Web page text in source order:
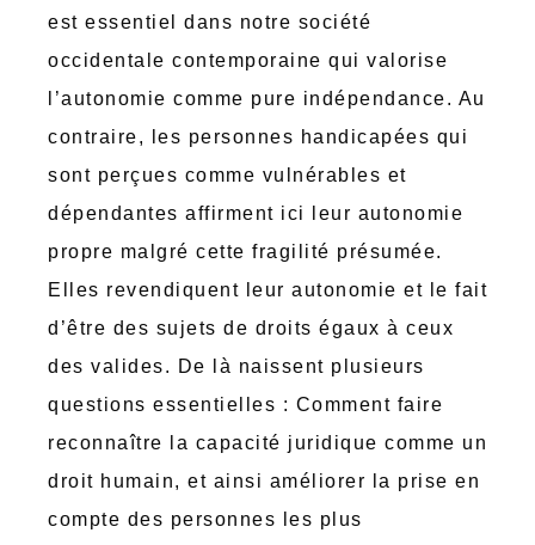
est essentiel dans notre société
occidentale contemporaine qui valorise
l’autonomie comme pure indépendance. Au
contraire, les personnes handicapées qui
sont perçues comme vulnérables et
dépendantes affirment ici leur autonomie
propre malgré cette fragilité présumée.
Elles revendiquent leur autonomie et le fait
d’être des sujets de droits égaux à ceux
des valides. De là naissent plusieurs
questions essentielles : Comment faire
reconnaître la capacité juridique comme un
droit humain, et ainsi améliorer la prise en
compte des personnes les plus